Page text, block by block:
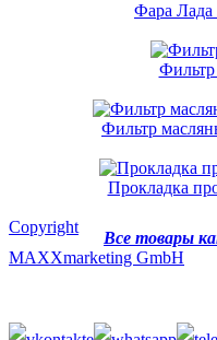
Фара Лада
Фильтр
Прокладка
Все товары
Copyright
MAXXmarketing GmbH